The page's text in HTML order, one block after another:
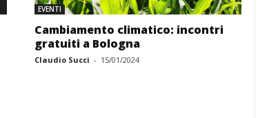
EVENTI
Cambiamento climatico: incontri
gratuiti a Bologna
Claudio Succi - 15/01/2024